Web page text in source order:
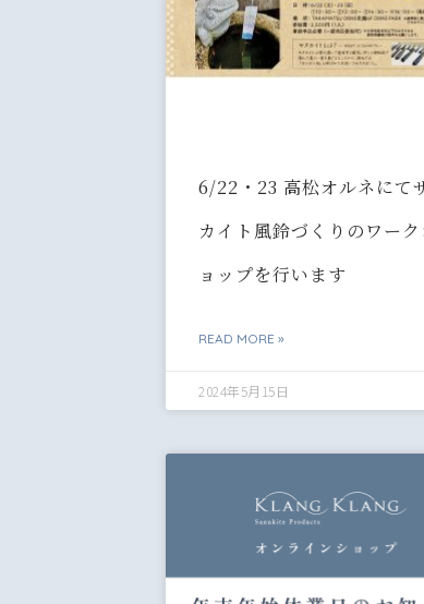
6/22・23 高松オルネにて
カイト風鈴づくりのワーク
ョップを行います
READ MORE »
2024年5月15日